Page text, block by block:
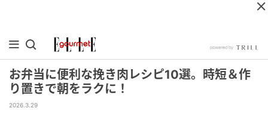
お弁当に便利な挽き肉レシピ10選。時短＆作
り置きで朝をラクに！
2026.3.29